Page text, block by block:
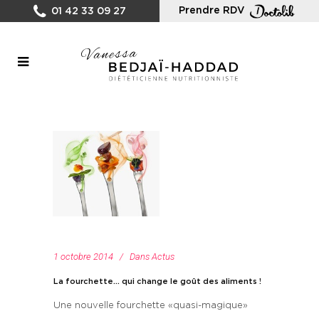
01 42 33 09 27 Prendre RDV
1 octobre 2014 Dans Actus
La fourchette… qui change le goût des aliments !
Une nouvelle fourchette «quasi-magique»